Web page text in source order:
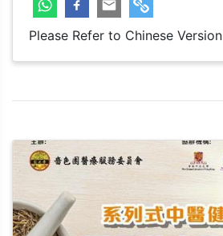
Please Refer to Chinese Version